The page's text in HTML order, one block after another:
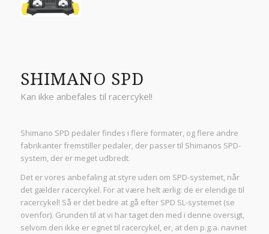
SHIMANO SPD
Kan ikke anbefales til racercykel!
Shimano SPD pedaler findes i flere formater, og flere andre
fabrikanter fremstiller pedaler, der passer til Shimanos SPD-
system, der er meget udbredt.
Det er vores anbefaling at styre uden om SPD-systemet, når
det gælder racercykel. For at være helt ærlig: de er elendige til
racercykel! Så er det bedre at gå efter SPD SL-systemet (se
ovenfor). Grunden til at vi har taget den med i denne oversigt,
selvom den ikke er egnet til racercykel, er, at den p.g.a. navnet